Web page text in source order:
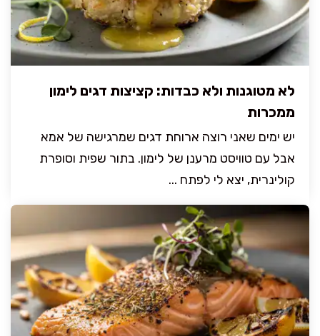
לא מטוגנות ולא כבדות: קציצות דגים לימון
ממכרות
יש ימים שאני רוצה ארוחת דגים שמרגישה של אמא
אבל עם טוויסט מרענן של לימון. בתור שפית וסופרת
קולינרית, יצא לי לפתח ...